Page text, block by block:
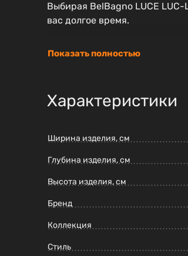
Выбирая BelBagno LUCE
вас долгое время.
Показать полностью
Характеристики
Ширина изделия, см
Глубина изделия, см
Высота изделия, см
Бренд
Коллекция
Стиль